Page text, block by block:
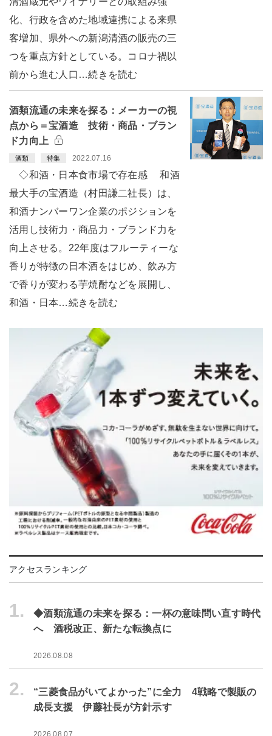
化、行政を含めた地域連携による来県
客増加、県外への新潟清酒の販売の三
つを重点方針としている。コロナ禍以
前から進む人口…続きを読む
酒類流通の未来を探る：メーカーの視
点から＝宝酒造 技術・商品・ブラン
ド力向上
酒類 特集 2022.07.16
◇和酒・日本食市場で存在感 和酒
最大手の宝酒造（村田謙二社長）は、
和酒ナンバーワン企業のポジションを
活用し技術力・商品力・ブランド力を
向上させる。22年度はフルーティーな
香りが特徴の日本酒をはじめ、飲み方
で香りが変わる芋焼酎などを展開し、
和酒・日本…続きを読む
アクセスランキング
1.
◆酒類流通の未来を探る：一杯の意味問い直す時代
へ 酒税改正、新たな転換点に
2026.08.08
2.
“三菱食品がいてよかった”に全力 4戦略で製販の
成長支援 伊藤社長が方針示す
2026.08.07